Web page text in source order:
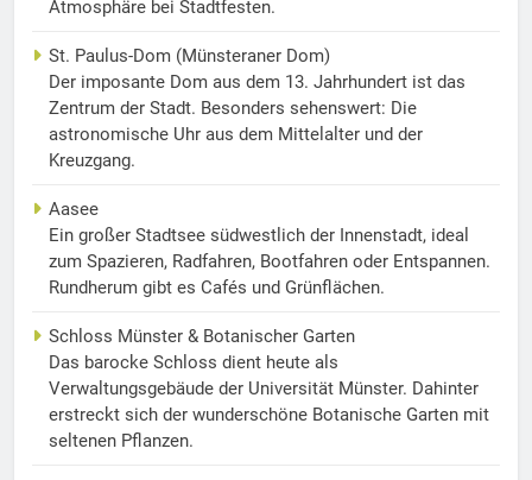
Atmosphäre bei Stadtfesten.
St. Paulus-Dom (Münsteraner Dom)
Der imposante Dom aus dem 13. Jahrhundert ist das
Zentrum der Stadt. Besonders sehenswert: Die
astronomische Uhr aus dem Mittelalter und der
Kreuzgang.
Aasee
Ein großer Stadtsee südwestlich der Innenstadt, ideal
zum Spazieren, Radfahren, Bootfahren oder Entspannen.
Rundherum gibt es Cafés und Grünflächen.
Schloss Münster & Botanischer Garten
Das barocke Schloss dient heute als
Verwaltungsgebäude der Universität Münster. Dahinter
erstreckt sich der wunderschöne Botanische Garten mit
seltenen Pflanzen.